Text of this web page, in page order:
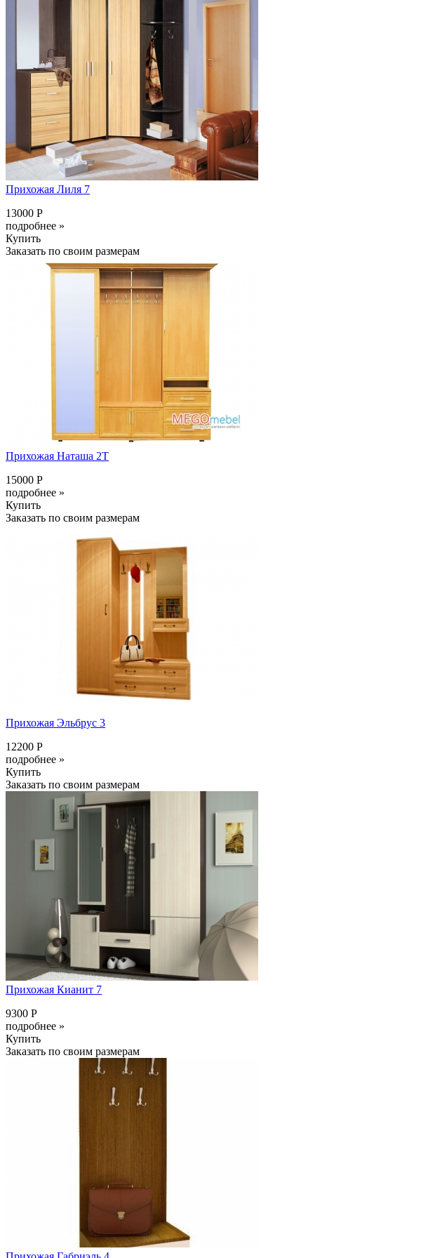
Прихожая Лиля 7
13000 Р
подробнее »
Купить
Заказать по своим размерам
Прихожая Наташа 2Т
15000 Р
подробнее »
Купить
Заказать по своим размерам
Прихожая Эльбрус 3
12200 Р
подробнее »
Купить
Заказать по своим размерам
Прихожая Кианит 7
9300 Р
подробнее »
Купить
Заказать по своим размерам